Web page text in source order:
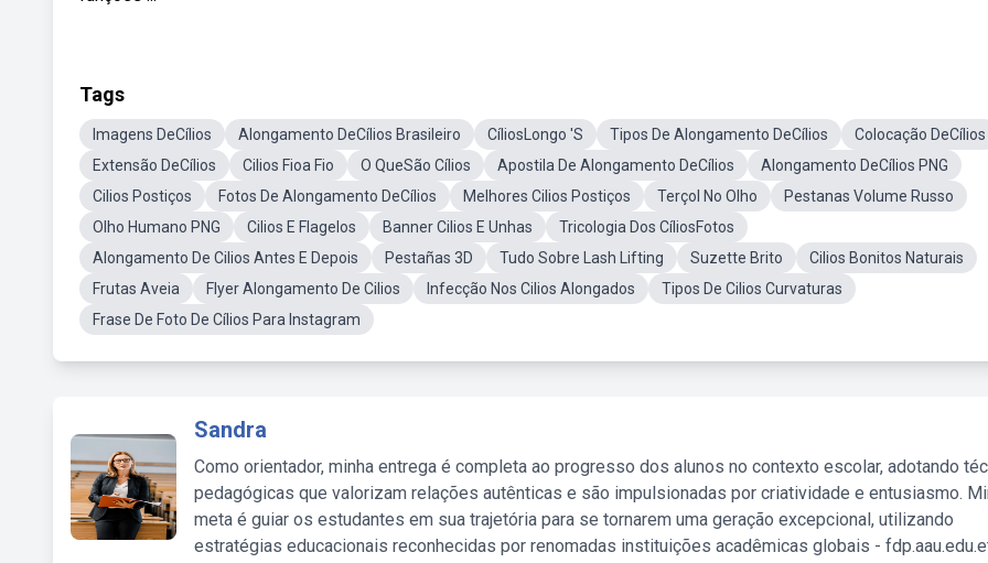
Tags
Imagens DeCílios Alongamento DeCílios Brasileiro CíliosLongo 'S Tipos De Alongamento DeCílios
Colocação DeCílios
Extensão DeCílios
Cilios Fioa Fio O QueSão Cílios Apostila De Alongamento DeCílios
Alongamento DeCílios PNG
Cilios Postiços
Fotos De Alongamento DeCílios Melhores Cilios Postiços Terçol No Olho
Pestanas Volume Russo
Olho Humano PNG
Cilios E Flagelos Banner Cilios E Unhas
Tricologia Dos CíliosFotos
Alongamento De Cilios Antes E Depois
Pestañas 3D Tudo Sobre Lash Lifting Suzette Brito
Cilios Bonitos Naturais
Frutas Aveia
Flyer Alongamento De Cilios Infecção Nos Cilios Alongados
Tipos De Cilios Curvaturas
Frase De Foto De Cílios Para Instagram
Sandra
Como orientador, minha entrega é completa ao progresso dos alunos no contexto escolar, adotando
pedagógicas que valorizam relações autênticas e são impulsionadas por criatividade e entusiasmo.
meta é guiar os estudantes em sua trajetória para se tornarem uma geração excepcional, utilizando
estratégias educacionais reconhecidas por renomadas instituições acadêmicas globais -